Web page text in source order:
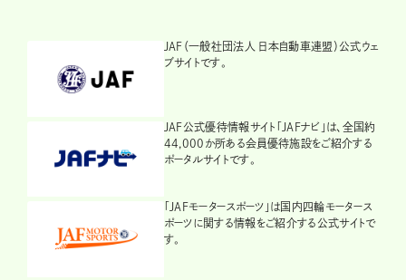
JAF（一般社団法人 日本自動車連盟）公式ウェ
ブサイトです。
JAF公式優待情報サイト「JAFナビ」は、全国約
44,000か所ある会員優待施設をご紹介する
ポータルサイトです。
「JAFモータースポーツ」は国内四輪モータース
ポーツに関する情報をご紹介する公式サイトで
す。